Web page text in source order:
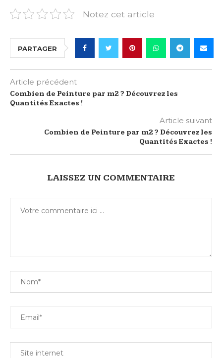
Notez cet article
PARTAGER
Article précédent
Combien de Peinture par m2 ? Découvrez les
Quantités Exactes !
Article suivant
Combien de Peinture par m2 ? Découvrez les
Quantités Exactes !
LAISSEZ UN COMMENTAIRE